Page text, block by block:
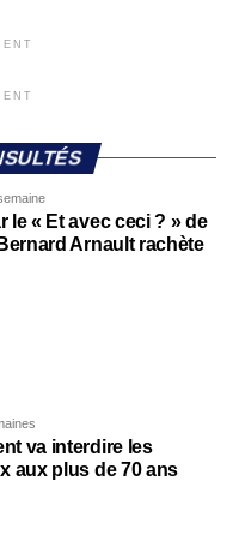
le « Et avec ceci ? » de
Arnault rachète
va interdire les
aux plus de 70 ans